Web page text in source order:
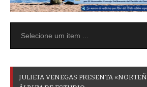
JULIETA VENEGAS PRESENTA «NORTEÑ